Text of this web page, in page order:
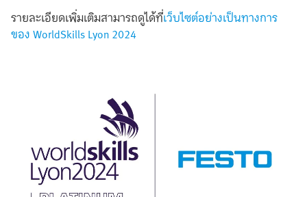
รายละเอียดเพิ่มเติมสามารถดูได้ที่เว็บไซต์อย่างเป็นทางการ
ของ WorldSkills Lyon 2024